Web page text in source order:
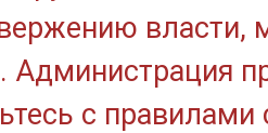
власти,
Администрация
с правилами